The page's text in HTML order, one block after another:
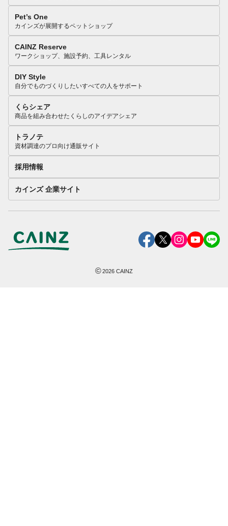
Pet’s One
カインズが展開するペットショップ
CAINZ Reserve
ワークショップ、施設予約、工具レンタル
DIY Style
自分でものづくりしたいすべての人をサポート
くらシェア
商品を組み合わせたくらしのアイデアシェア
トラノテ
資材調達のプロ向け通販サイト
採用情報
カインズ 企業サイト
©2026 CAINZ